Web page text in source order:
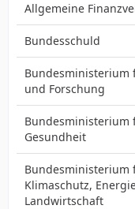
Allgemeine
Bundesschuld
Bundesministerium
und Forschung
Bundesministerium
Gesundheit
Bundesministerium
Klimaschutz,
Landwirtschaft